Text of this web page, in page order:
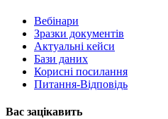
Вебінари
Зразки документів
Актуальні кейси
Бази даних
Корисні посилання
Питання-Відповідь
Вас зацiкавить